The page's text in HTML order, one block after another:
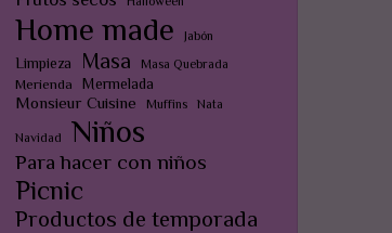
Home made Jabón
Limpieza Masa Masa Quebrada
Merienda Mermelada
Monsieur Cuisine Muffins Nata
Navidad Niños
Para hacer con niños
Picnic
Productos de temporada